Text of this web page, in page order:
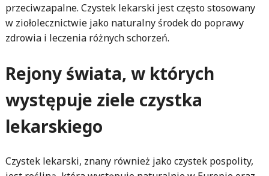
przeciwzapalne. Czystek lekarski jest często stosowany
w ziołolecznictwie jako naturalny środek do poprawy
zdrowia i leczenia różnych schorzeń.
Rejony świata, w których
występuje ziele czystka
lekarskiego
Czystek lekarski, znany również jako czystek pospolity,